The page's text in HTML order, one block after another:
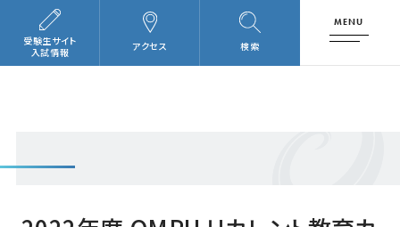
検索
アクセス
受験生サイト
入試情報
MENU